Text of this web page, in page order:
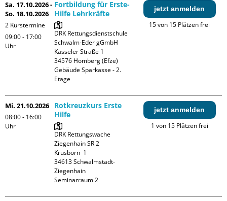
Sa. 17.10.2026 -
So. 18.10.2026
2 Kurstermine
09:00 - 17:00
Uhr
Fortbildung für Erste-
Hilfe Lehrkräfte
DRK Rettungsdienstschule
Schwalm-Eder gGmbH
Kasseler Straße 1
34576 Homberg (Efze)
Gebäude Sparkasse - 2.
Etage
jetzt anmelden
15 von 15 Plätzen frei
Mi. 21.10.2026
08:00 - 16:00
Uhr
Rotkreuzkurs Erste
Hilfe
DRK Rettungswache
Ziegenhain SR 2
Krusborn  1
34613 Schwalmstadt-
Ziegenhain
Seminarraum 2
jetzt anmelden
1 von 15 Plätzen frei